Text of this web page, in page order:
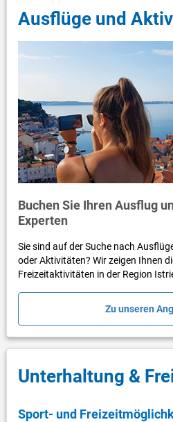
Ausflüge und
Buchen Sie Ihren Ausflug
Experten
Sie sind auf der Suche nach
oder Aktivitäten? Wir zeigen Ihnen
Freizeitaktivitäten in der Region
Zu unseren
Unterhaltung &
Sport- und